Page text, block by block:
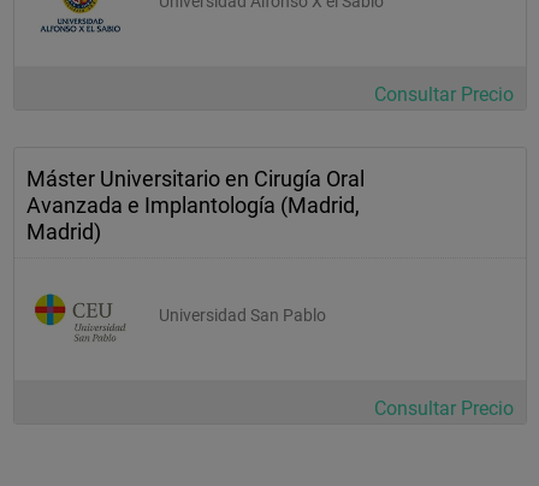
Consultar Precio
Máster Universitario en Cirugía Oral
Avanzada e Implantología (Madrid,
Madrid)
Universidad San Pablo
Consultar Precio